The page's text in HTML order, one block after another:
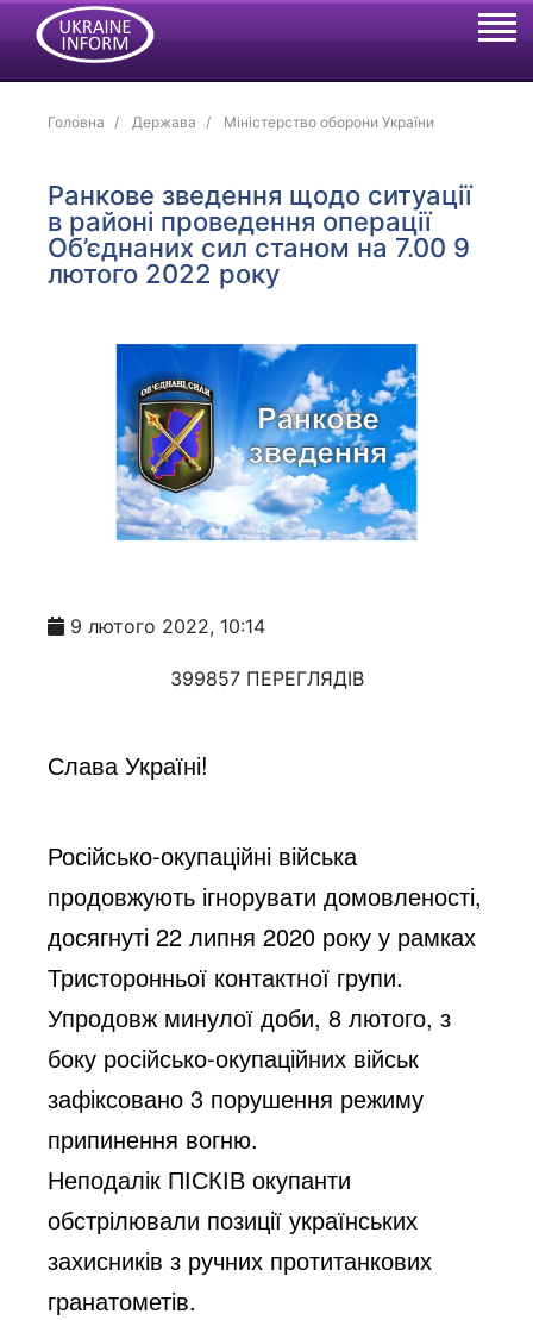
Головна Держава Міністерство оборони України
Ранкове зведення щодо ситуації
в районі проведення операції
Об’єднаних сил станом на 7.00 9
лютого 2022 року
9 лютого 2022, 10:14
399857 ПЕРЕГЛЯДІВ
Слава Україні!
Російсько-окупаційні війська
продовжують ігнорувати домовленості,
досягнуті 22 липня 2020 року у рамках
Тристоронньої контактної групи.
Упродовж минулої доби, 8 лютого, з
боку російсько-окупаційних військ
зафіксовано 3 порушення режиму
припинення вогню.
Неподалік ПІСКІВ окупанти
обстрілювали позиції українських
захисників з ручних протитанкових
гранатометів.